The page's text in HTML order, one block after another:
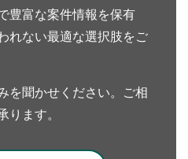
豊富な案件情報を保有
れない最適な選択肢をご
を聞かせください。ご相
ります。